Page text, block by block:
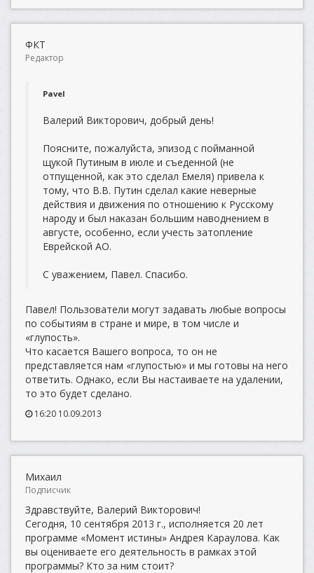
ФКТ
Редактор
Pavel
Валерий Викторович, добрый день!
Поясните, пожалуйста, эпизод с пойманной
щукой Путиным в июле и съеденной (не
отпущенной, как это сделал Емеля) привела к
тому, что В.В. Путин сделал какие неверные
действия и движения по отношению к Русскому
народу и был наказан большим наводнением в
августе, особенно, если учесть затопление
Еврейской АО.
С уважением, Павел. Спасибо.
Павел! Пользователи могут задавать любые вопросы
по событиям в стране и мире, в том числе и
«глупость».
Что касается Вашего вопроса, то он не
представляется нам «глупостью» и мы готовы на него
ответить. Однако, если Вы настаиваете на удалении,
то это будет сделано.
16:20 10.09.2013
Михаил
Подписчик
Здравствуйте, Валерий Викторович!
Сегодня, 10 сентября 2013 г., исполняется 20 лет
программе «Момент истины» Андрея Караулова. Как
вы оцениваете его деятельность в рамках этой
программы? Кто за ним стоит?